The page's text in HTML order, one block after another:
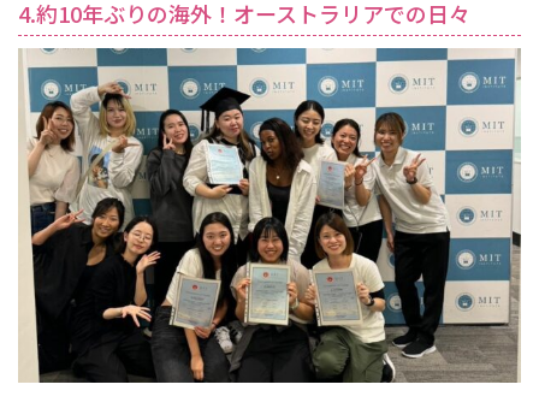
4.約10年ぶりの海外！オーストラリアでの日々